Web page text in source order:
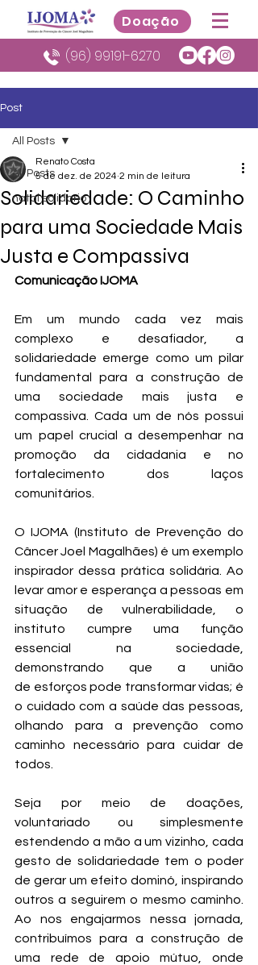
(96) 99191-6270
Doação
Post
All Posts
natal solidario
All Posts
Solidariedade: O Caminho
para uma Sociedade Mais
Justa e Compassiva
Renato Costa
5 de dez. de 2024 2 min de leitura
Comunicação IJOMA
Em um mundo cada vez mais
complexo e desafiador, a
solidariedade emerge como um pilar
fundamental para a construção de
uma sociedade mais justa e
compassiva. Cada um de nós possui
um papel crucial a desempenhar na
promoção da cidadania e no
fortalecimento dos laços
comunitários.
O IJOMA (Instituto de Prevenção do
Câncer Joel Magalhães) é um exemplo
inspirador dessa prática solidária. Ao
levar amor e esperança a pessoas em
situação de vulnerabilidade, o
instituto cumpre uma função
essencial na sociedade,
demonstrando que a união
de esforços pode transformar vidas; é
o cuidado com a saúde das pessoas,
olhando para a prevenção como
caminho necessário para cuidar de
todos.
Seja por meio de doações,
voluntariado ou simplesmente
estendendo a mão a um vizinho, cada
gesto de solidariedade tem o poder
de gerar um efeito dominó, inspirando
outros a seguirem o mesmo caminho.
Ao nos engajarmos nessa jornada,
contribuímos para a construção de
uma rede de apoio mútuo, onde